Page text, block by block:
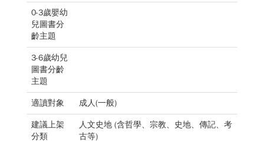
0-3歲嬰幼
兒圖書分
齡主題
3-6歲幼兒
圖書分齡
主題
適讀對象 成人(一般)
建議上架
分類
人文史地 (含哲學、宗教、史地、傳記、考
古等)